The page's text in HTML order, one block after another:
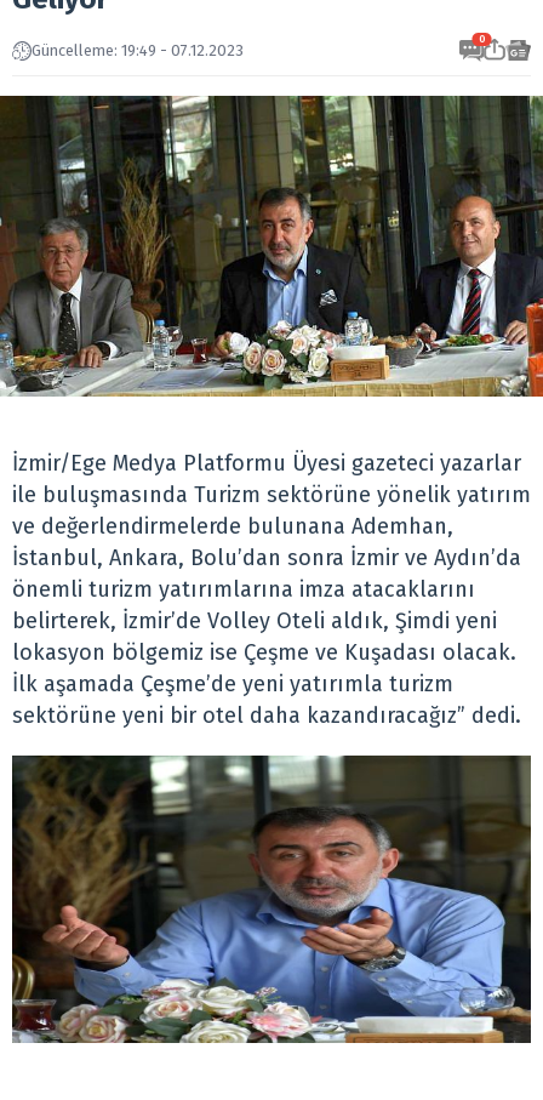
Güncelleme: 19:49 - 07.12.2023
0
İzmir/Ege Medya Platformu Üyesi gazeteci yazarlar
ile buluşmasında Turizm sektörüne yönelik yatırım
ve değerlendirmelerde bulunana Ademhan,
İstanbul, Ankara, Bolu’dan sonra İzmir ve Aydın’da
önemli turizm yatırımlarına imza atacaklarını
belirterek, İzmir’de Volley Oteli aldık, Şimdi yeni
lokasyon bölgemiz ise Çeşme ve Kuşadası olacak.
İlk aşamada Çeşme’de yeni yatırımla turizm
sektörüne yeni bir otel daha kazandıracağız” dedi.